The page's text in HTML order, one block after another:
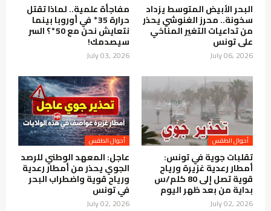
البحر الأبيض المتوسط يزداد
سخونة.. محرز الغنوشي يحذر
من تداعيات التغير المناخي
على تونس
July 06, 2026
مفاجأة علمية.. لماذا تقتل
حرارة 35° في أوروبا بينما
نتعايش نحن مع 50°؟ السر
سيصدمك!
July 03, 2026
أحوال الطقس
تقلبات جوية في تونس:
أمطار رعدية غزيرة ورياح
قوية تصل إلى 80 كلم/س
بداية من بعد ظهر اليوم
July 02, 2026
أحوال الطقس
عاجل: المعهد الوطني للرصد
الجوي يحذر من أمطار رعدية
ورياح قوية واضطراب البحر
في تونس
July 02, 2026